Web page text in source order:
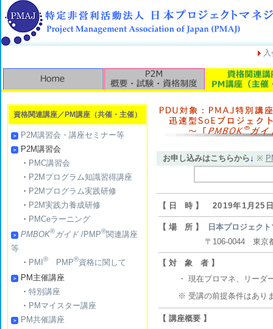
資格関連講座／PM講座（共催・主催）
P2M講習会・講座セミナー等
P2M講習会
・ PMC講習会
・ P2Mプログラム知識習得講座
・ P2Mプログラム実践研修
・ P2M実践力養成研修
・ PMCeラーニング
PMBOK®ガイド/PMP®関連講座
等
・ PMI ® PMP®資格に関して
PM主催講座
・ 特別講座
・ PMマイスター講座
PM共催講座
お申し込みはこちらから↓ ※
【 日 時 】 2019年1月25
【 場 所 】
日本プロジェク
〒106-0044 東京都港区
【 対 象 者 】
・ 現在プロマネ、リーダ
※ 受講の前提条件はあり
【 講座概要 】